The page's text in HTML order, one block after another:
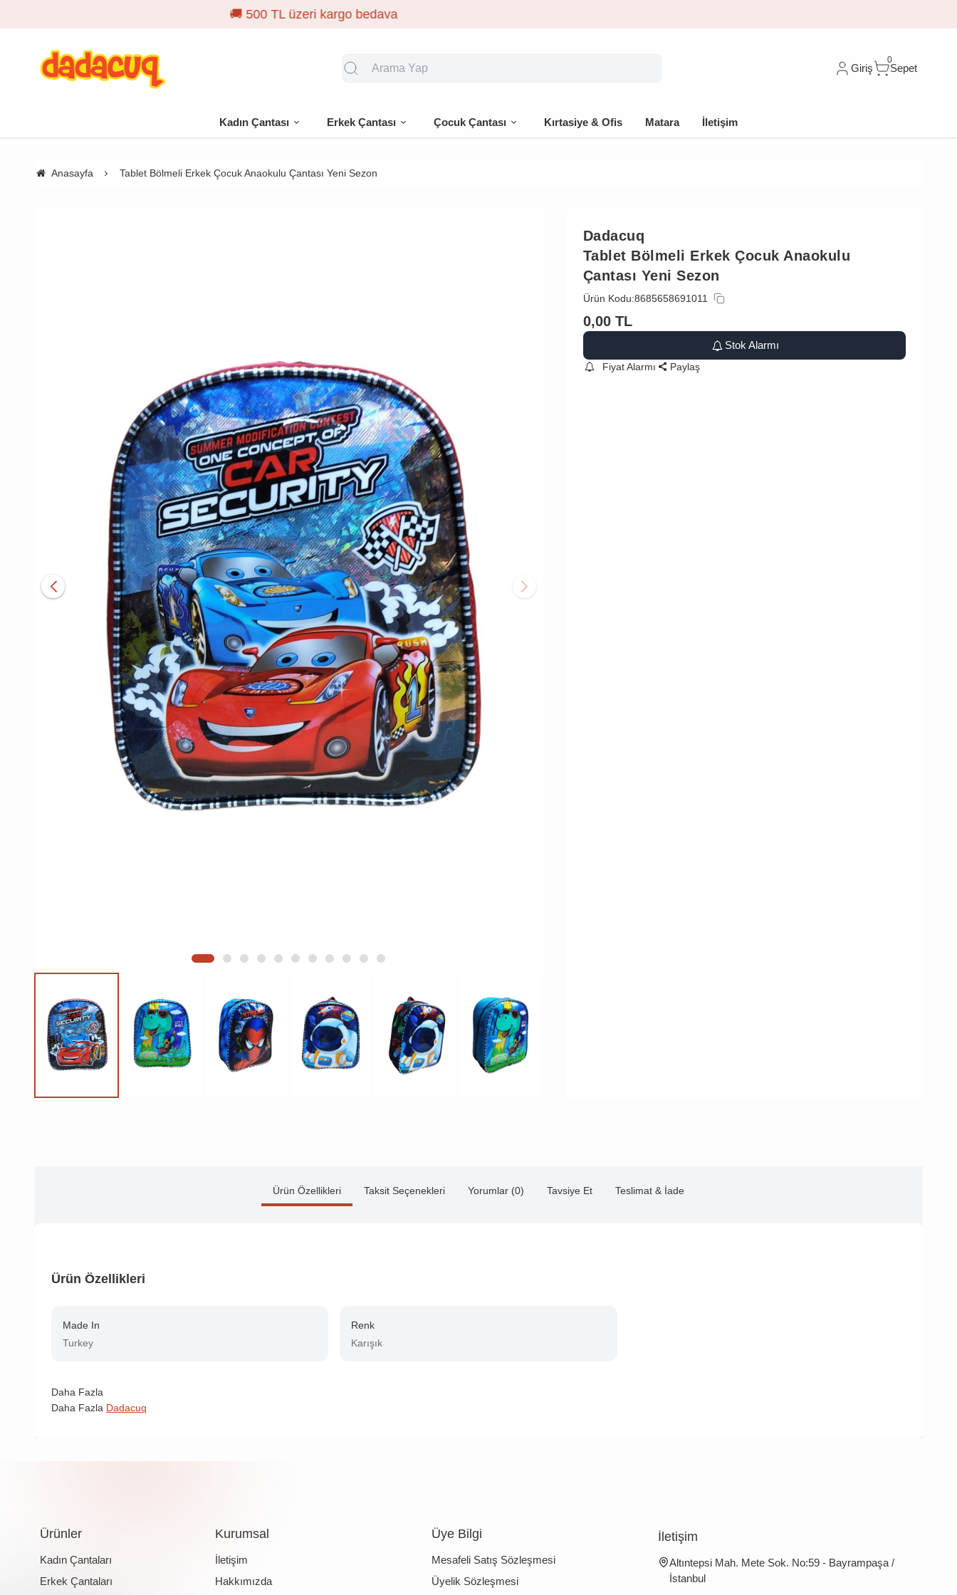
Giriş
0
Sepet
Kadın Çantası Erkek Çantası Çocuk Çantası Kırtasiye & Ofis Matara İletişim
Anasayfa Tablet Bölmeli Erkek Çocuk Anaokulu Çantası Yeni Sezon
Dadacuq
Tablet Bölmeli Erkek Çocuk Anaokulu
Çantası Yeni Sezon
Ürün Kodu:8685658691011
0,00 TL
Stok Alarmı
Fiyat Alarmı Paylaş
Ürün Özellikleri Taksit Seçenekleri Yorumlar (0) Tavsiye Et Teslimat & İade
Ürün Özellikleri
Made In
Turkey
Renk
Karışık
Daha Fazla
Daha Fazla Dadacuq
Ürünler
Kadın Çantaları
Erkek Çantaları
Kurumsal
İletişim
Hakkımızda
Üye Bilgi
Mesafeli Satış Sözleşmesi
Üyelik Sözleşmesi
İletişim
Altıntepsi Mah. Mete Sok. No:59 - Bayrampaşa /
İstanbul